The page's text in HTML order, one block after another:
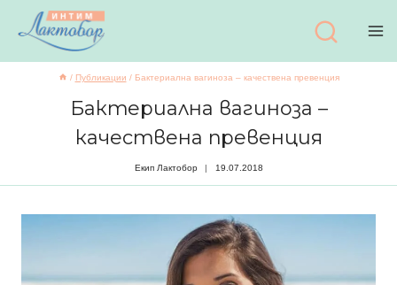
съдържанието
/ Публикации / Бактериална вагиноза – качествена превенция
Бактериална вагиноза –
качествена превенция
Екип Лактобор 19.07.2018